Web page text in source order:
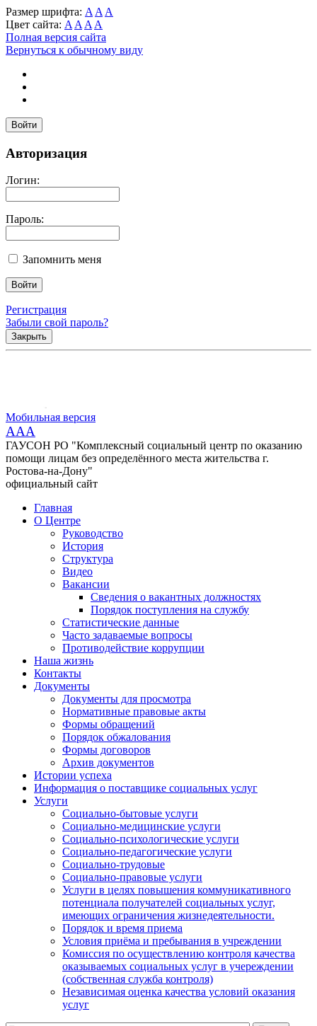
Размер шрифта: A A A
Цвет сайта: A A A A
Полная версия сайта
Вернуться к обычному виду
Войти
Авторизация
Логин:
Пароль:
Запомнить меня
Регистрация
Забыли свой пароль?
Закрыть
Мобильная версия
AAA
ГАУСОН РО "Комплексный социальный центр по оказанию
помощи лицам без определённого места жительства г.
Ростова-на-Дону"
официальный сайт
Главная
О Центре
Руководство
История
Структура
Видео
Вакансии
Сведения о вакантных должностях
Порядок поступления на службу
Статистические данные
Часто задаваемые вопросы
Противодействие коррупции
Наша жизнь
Контакты
Документы
Документы для просмотра
Нормативные правовые акты
Формы обращений
Порядок обжалования
Формы договоров
Архив документов
Истории успеха
Информация о поставщике социальных услуг
Услуги
Социально-бытовые услуги
Социально-медицинские услуги
Социально-психологические услуги
Социально-педагогические услуги
Социально-трудовые
Социально-правовые услуги
Услуги в целях повышения коммуникативного
потенциала получателей социальных услуг,
имеющих ограничения жизнедеятельности.
Порядок и время приема
Условия приёма и пребывания в учреждении
Комиссия по осуществлению контроля качества
оказываемых социальных услуг в учереждении
(собственная служба контроля)
Независимая оценка качества условий оказания
услуг